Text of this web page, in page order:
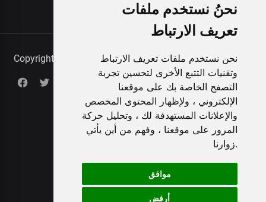
نحنُ نستخدم ملفات
تعريف الارتباط
نحن نستخدم ملفات تعريف الارتباط
وتقنيات التتبع الأخرى لتحسين تجربة
التصفح الخاصة بك على موقعنا
الإلكتروني ، ولإظهار المحتوى المخصص
والإعلانات المستهدفة لك ، وتحليل حركة
المرور على موقعنا ، وفهم من أين يأتي
زوارنا.
موافق
أرفض
About Us Terms Contact
Privacy Policy
English